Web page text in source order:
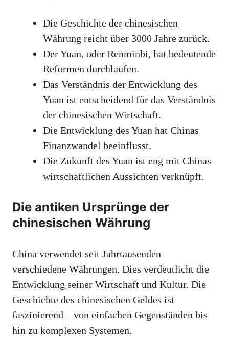
Die Geschichte der chinesischen
Währung reicht über 3000 Jahre zurück.
Der Yuan, oder Renminbi, hat bedeutende
Reformen durchlaufen.
Das Verständnis der Entwicklung des
Yuan ist entscheidend für das Verständnis
der chinesischen Wirtschaft.
Die Entwicklung des Yuan hat Chinas
Finanzwandel beeinflusst.
Die Zukunft des Yuan ist eng mit Chinas
wirtschaftlichen Aussichten verknüpft.
Die antiken Ursprünge der
chinesischen Währung
China verwendet seit Jahrtausenden
verschiedene Währungen. Dies verdeutlicht die
Entwicklung seiner Wirtschaft und Kultur. Die
Geschichte des chinesischen Geldes ist
faszinierend – von einfachen Gegenständen bis
hin zu komplexen Systemen.